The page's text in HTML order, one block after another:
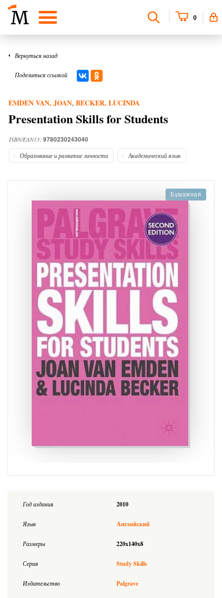
0
Вернуться назад
Поделиться ссылкой
EMDEN VAN, JOAN, BECKER, LUCINDA
Presentation Skills for Students
ISBN/EAN13: 9780230243040
Образование и развитие личности Академический язык
Бумажная
Год издания 2010
Язык Английский
Размеры 220x140x8
Серия Study Skills
Издательство Palgrave